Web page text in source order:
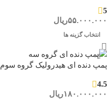
5
۵۵.۰۰۰.۰۰۰ریال
انتخاب گزینه ها
پمپ دنده ای هیدرولیک گروه سوم
4.5
۱۸۰.۰۰۰.۰۰۰ریال